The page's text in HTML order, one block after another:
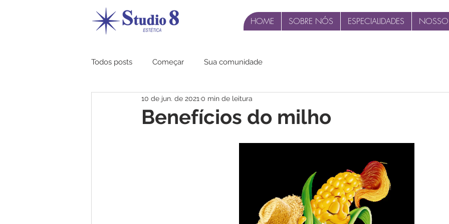
HOME SOBRE NÓS ESPECIALIDADES
Todos posts Começar Sua comunidade
Benefícios do milho
10 de jun. de 2021 0 min de leitura